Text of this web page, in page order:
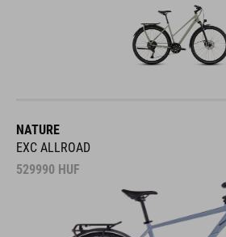
NATURE
EXC ALLROAD
529990 HUF